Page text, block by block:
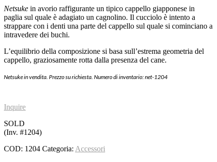
Netsuke in avorio raffigurante un tipico cappello giapponese in
paglia sul quale è adagiato un cagnolino. Il cucciolo è intento a
strappare con i denti una parte del cappello sul quale si cominciano a
intravedere dei buchi.
L’equilibrio della composizione si basa sull’estrema geometria del
cappello, graziosamente rotta dalla presenza del cane.
Netsuke in vendita. Prezzo su richiesta. Numero di inventario: net-1204
Inquire
SOLD
(Inv. #1204)
COD: 1204 Categoria: Accessori